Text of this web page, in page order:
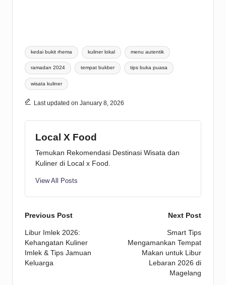
Tags:
kedai bukit rhema kuliner lokal menu autentik
ramadan 2024 tempat bukber tips buka puasa
wisata kuliner
Last updated on January 8, 2026
Local X Food
Temukan Rekomendasi Destinasi Wisata dan
Kuliner di Local x Food.
View All Posts
Post
navigation
Previous Post
Libur Imlek 2026:
Kehangatan Kuliner
Imlek & Tips Jamuan
Keluarga
Next Post
Smart Tips
Mengamankan Tempat
Makan untuk Libur
Lebaran 2026 di
Magelang